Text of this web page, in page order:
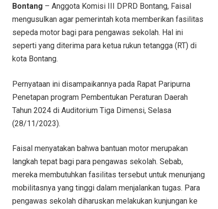
Bontang – Anggota Komisi III DPRD Bontang, Faisal
mengusulkan agar pemerintah kota memberikan fasilitas
sepeda motor bagi para pengawas sekolah. Hal ini
seperti yang diterima para ketua rukun tetangga (RT) di
kota Bontang.
Pernyataan ini disampaikannya pada Rapat Paripurna
Penetapan program Pembentukan Peraturan Daerah
Tahun 2024 di Auditorium Tiga Dimensi, Selasa
(28/11/2023).
Faisal menyatakan bahwa bantuan motor merupakan
langkah tepat bagi para pengawas sekolah. Sebab,
mereka membutuhkan fasilitas tersebut untuk menunjang
mobilitasnya yang tinggi dalam menjalankan tugas. Para
pengawas sekolah diharuskan melakukan kunjungan ke